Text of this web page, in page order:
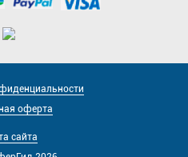
оферта
сайта